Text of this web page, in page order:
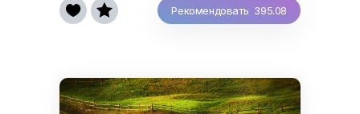
Рекомендовать 395.08
 